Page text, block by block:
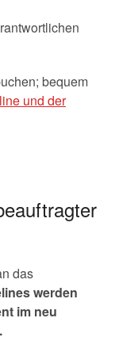
bequem
und der
das
werden
im neu